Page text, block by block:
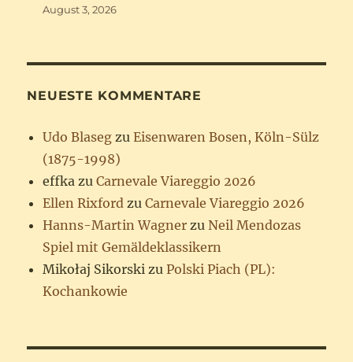
August 3, 2026
NEUESTE KOMMENTARE
Udo Blaseg zuEisenwaren Bosen, Köln-Sülz
(1875-1998)
effka zuCarnevale Viareggio 2026
Ellen Rixford zuCarnevale Viareggio 2026
Hanns-Martin Wagner zuNeil Mendozas
Spiel mit Gemäldeklassikern
Mikołaj Sikorski zuPolski Piach (PL):
Kochankowie